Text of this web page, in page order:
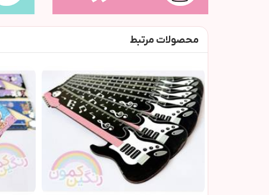
محصولات مرتبط